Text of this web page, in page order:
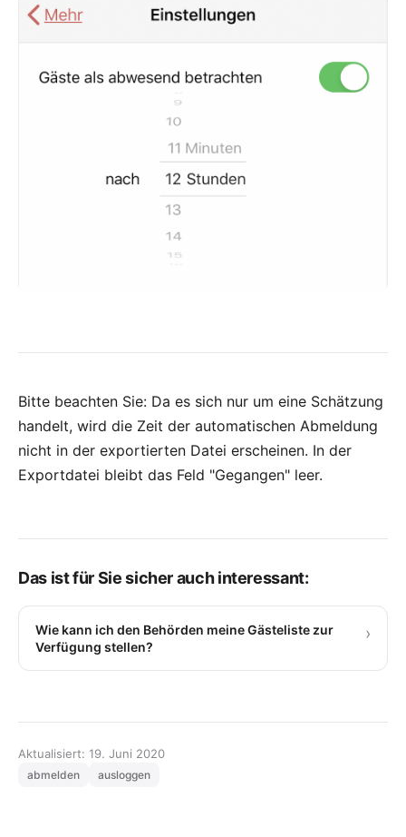
Bitte beachten Sie: Da es sich nur um eine Schätzung
handelt, wird die Zeit der automatischen Abmeldung
nicht in der exportierten Datei erscheinen. In der
Exportdatei bleibt das Feld "Gegangen" leer.
Das ist für Sie sicher auch interessant:
Wie kann ich den Behörden meine Gästeliste zur
Verfügung stellen?
›
Aktualisiert: 19. Juni 2020
abmelden ausloggen